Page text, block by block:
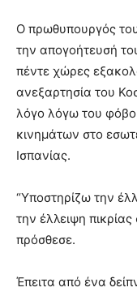
Ο πρωθυπουργός
την απογοήτευσή
πέντε χώρες
ανεξαρτησία του
λόγο λόγω του
κινημάτων στο
Ισπανίας.
“Υποστηρίζω την
την έλλειψη
πρόσθεσε.
Έπειτα από ένα